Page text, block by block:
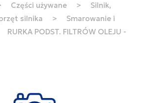
Części używane >
Silnik,
silnika
>
Smarowanie i
RURKA PODST. FILTRÓW OLEJU -